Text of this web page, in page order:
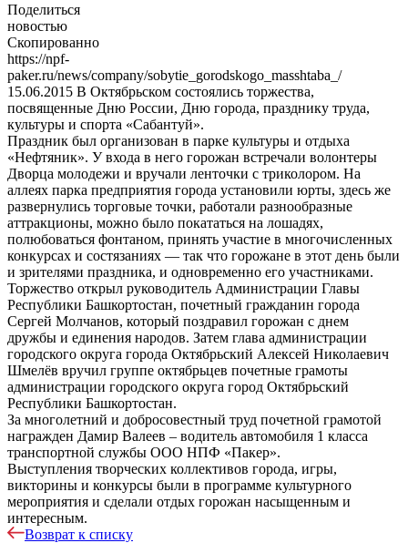
Поделиться
новостью
Скопированно
https://npf-
paker.ru/news/company/sobytie_gorodskogo_masshtaba_/
15.06.2015 В Октябрьском состоялись торжества,
посвященные Дню России, Дню города, празднику труда,
культуры и спорта «Сабантуй».
Праздник был организован в парке культуры и отдыха
«Нефтяник». У входа в него горожан встречали волонтеры
Дворца молодежи и вручали ленточки с триколором. На
аллеях парка предприятия города установили юрты, здесь же
развернулись торговые точки, работали разнообразные
аттракционы, можно было покататься на лошадях,
полюбоваться фонтаном, принять участие в многочисленных
конкурсах и состязаниях — так что горожане в этот день были
и зрителями праздника, и одновременно его участниками.
Торжество открыл руководитель Администрации Главы
Республики Башкортостан, почетный гражданин города
Сергей Молчанов, который поздравил горожан с днем
дружбы и единения народов. Затем глава администрации
городского округа города Октябрьский Алексей Николаевич
Шмелёв вручил группе октябрьцев почетные грамоты
администрации городского округа город Октябрьский
Республики Башкортостан.
За многолетний и добросовестный труд почетной грамотой
награжден Дамир Валеев – водитель автомобиля 1 класса
транспортной службы ООО НПФ «Пакер».
Выступления творческих коллективов города, игры,
викторины и конкурсы были в программе культурного
мероприятия и сделали отдых горожан насыщенным и
интересным.
Возврат к списку